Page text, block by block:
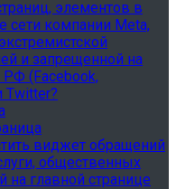
элементов в
сети компании Meta,
и запрещенной на
РФ (Facebook,
Twitter?
виджет обращений
общественных
на главной странице